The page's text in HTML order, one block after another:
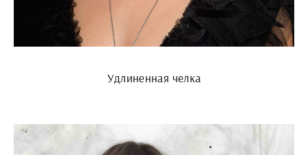
Удлиненная челка